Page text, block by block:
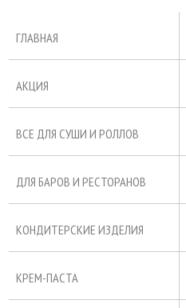
ГЛАВНАЯ
АКЦИЯ
ВСЕ ДЛЯ СУШИ И РОЛЛОВ
ДЛЯ БАРОВ И РЕСТОРАНОВ
КОНДИТЕРСКИЕ ИЗДЕЛИЯ
КРЕМ-ПАСТА